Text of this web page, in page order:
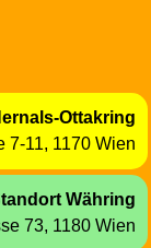
ernal s-Ottakring
7-11, 1170 Wien
Währing
73, 1180 Wien